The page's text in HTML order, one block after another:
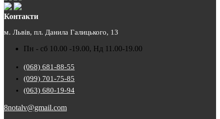
Контакти
м. Львів, пл. Данила Галицького, 13
Пн - сб 10.00 -19.00, Нд 11.00-19.00
(068) 681-88-55
(099) 701-75-85
(063) 680-19-94
8notalv@gmail.com